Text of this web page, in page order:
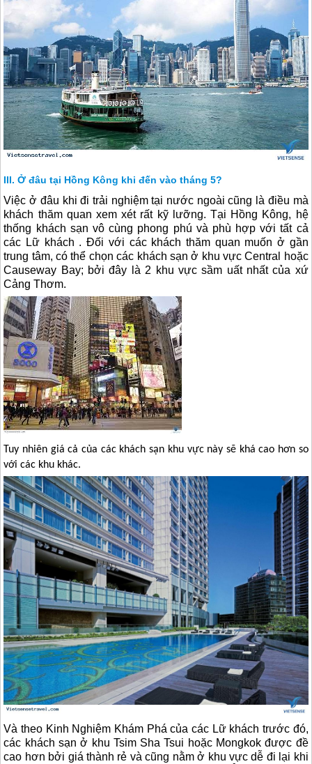
Ở đâu tại Hồng Kông khi đến vào tháng 5?
Việc ở đâu khi đi trải nghiệm tại nước ngoài cũng là điều mà
khách thăm quan xem xét rất kỹ lưỡng. Tại Hồng Kông, hệ
thống khách sạn vô cùng phong phú và phù hợp với tất cả
các Lữ khách . Đối với các khách thăm quan muốn ở gần
trung tâm, có thể chọn các khách sạn ở khu vực Central hoặc
Causeway Bay; bởi đây là 2 khu vực sầm uất nhất của xứ
Cảng Thơm.
Tuy nhiên giá cả của các khách sạn khu vực này sẽ khá cao hơn so
với các khu khác.
Và theo Kinh Nghiệm Khám Phá của các Lữ khách trước đó,
các khách sạn ở khu Tsim Sha Tsui hoặc Mongkok được đề
cao hơn bởi giá thành rẻ và cũng nằm ở khu vực dễ đi lại khi